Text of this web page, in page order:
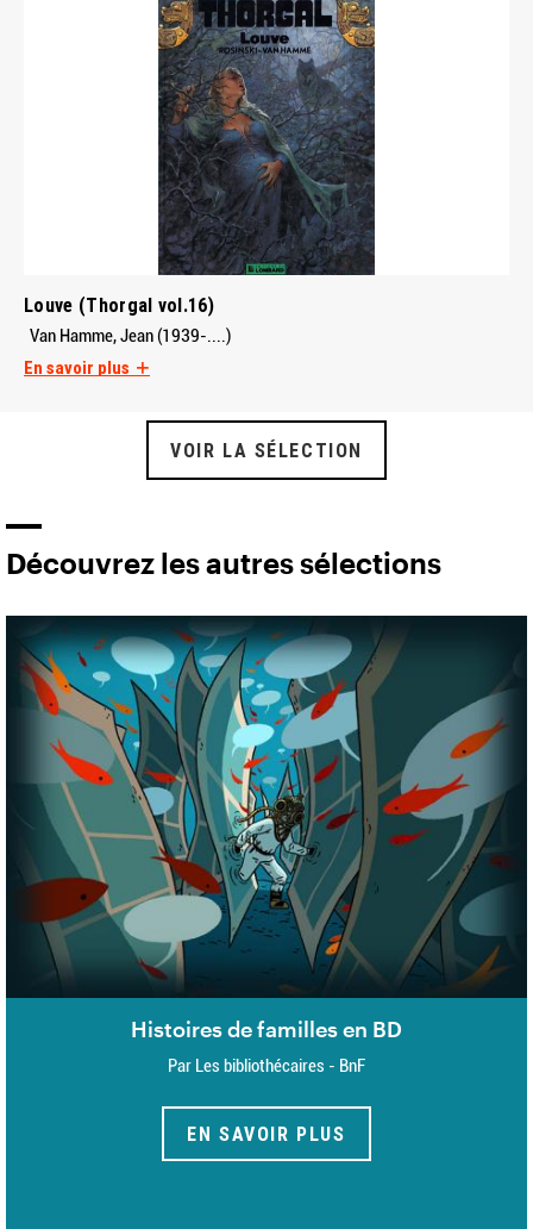
Louve (Thorgal vol.16)
Van Hamme, Jean (1939-....)
En savoir plus
VOIR LA SÉLECTION
Découvrez les autres sélections
Histoires de familles en BD
Par Les bibliothécaires - BnF
EN SAVOIR PLUS